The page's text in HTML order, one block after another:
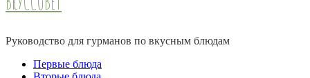
Руководство для гурманов по вкусным блюдам
Первые блюда